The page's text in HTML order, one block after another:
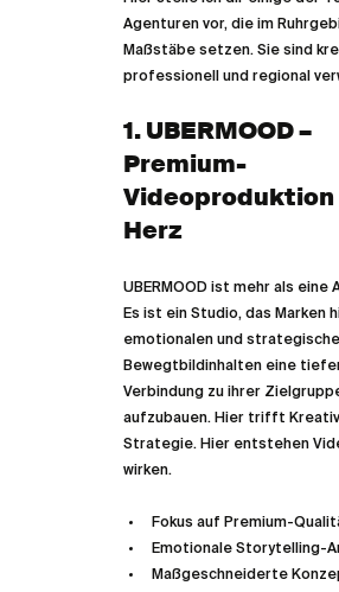
Agenturen vor, die im
Maßstäbe setzen. Sie sind
professionell und regional
1. UBERMOOD –
Premium-
Videoproduktion
Herz
UBERMOOD ist mehr als eine
Es ist ein Studio, das Marken
emotionalen und
Bewegtbildinhalten eine
Verbindung zu ihrer
aufzubauen. Hier trifft
Strategie. Hier entstehen
wirken.
Fokus auf Premium-
Emotionale Storytelling-
Maßgeschneiderte